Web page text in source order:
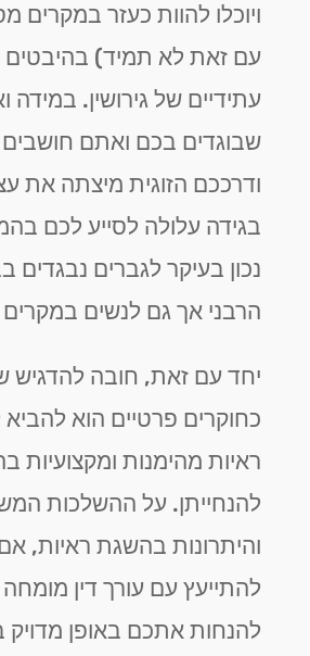
ויוכלו להוות כעזר במקרים
עם זאת לא תמיד) בהיבטים
עתידיים של גירושין.
שבוגדים בכם ואתם חושבים
ודרככם הזוגית מיצתה את
בגידה עלולה לסייע לכם
נכון בעיקר לגברים נבגדים
הרבני אך גם לנשים במקרים
יחד עם זאת, חובה להדגיש
כחוקרים פרטיים הוא להביא
ראיות מהימנות ומקצועיות
להנחייתן. על ההשלכות
והיתרונות בהשגת ראיות,
להתייעץ עם עורך דין
להנחות אתכם באופן